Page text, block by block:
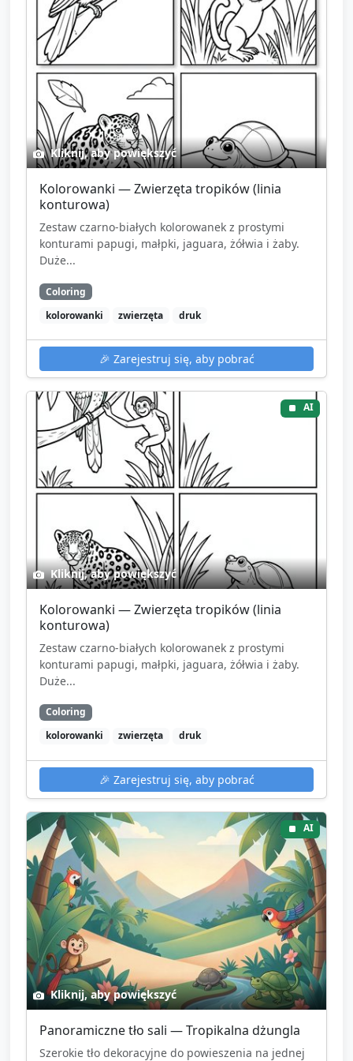
Kliknij, aby powiększyć
Kolorowanki — Zwierzęta tropików (linia
konturowa)
Zestaw czarno-białych kolorowanek z prostymi
konturami papugi, małpki, jaguara, żółwia i żaby.
Duże...
Coloring
kolorowanki
zwierzęta druk
🎉 Zarejestruj się, aby pobrać
AI
Kliknij, aby powiększyć
Kolorowanki — Zwierzęta tropików (linia
konturowa)
Zestaw czarno-białych kolorowanek z prostymi
konturami papugi, małpki, jaguara, żółwia i żaby.
Duże...
Coloring
kolorowanki
zwierzęta druk
🎉 Zarejestruj się, aby pobrać
AI
Kliknij, aby powiększyć
Panoramiczne tło sali — Tropikalna dżungla
Szerokie tło dekoracyjne do powieszenia na jednej